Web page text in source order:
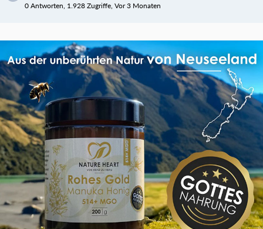
0 Antworten, 1.928 Zugriffe, Vor 3 Monaten